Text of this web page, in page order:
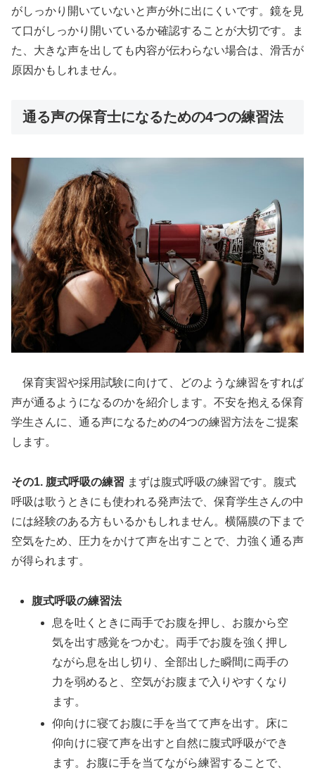
がしっかり開いていないと声が外に出にくいです。鏡を見
て口がしっかり開いているか確認することが大切です。ま
た、大きな声を出しても内容が伝わらない場合は、滑舌が
原因かもしれません。
通る声の保育士になるための4つの練習法
保育実習や採用試験に向けて、どのような練習をすれば
声が通るようになるのかを紹介します。不安を抱える保育
学生さんに、通る声になるための4つの練習方法をご提案
します。
その1. 腹式呼吸の練習 まずは腹式呼吸の練習です。腹式
呼吸は歌うときにも使われる発声法で、保育学生さんの中
には経験のある方もいるかもしれません。横隔膜の下まで
空気をため、圧力をかけて声を出すことで、力強く通る声
が得られます。
腹式呼吸の練習法
息を吐くときに両手でお腹を押し、お腹から空
気を出す感覚をつかむ。両手でお腹を強く押し
ながら息を出し切り、全部出した瞬間に両手の
力を弱めると、空気がお腹まで入りやすくなり
ます。
仰向けに寝てお腹に手を当てて声を出す。床に
仰向けに寝て声を出すと自然に腹式呼吸ができ
ます。お腹に手を当てながら練習することで、